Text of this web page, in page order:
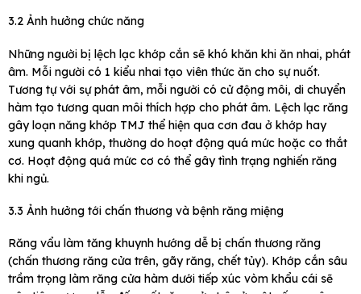
3.2 Ảnh hưởng chức năng
Những người bị lệch lạc khớp cắn sẽ khó khăn khi ăn nhai, phát
âm. Mỗi người có 1 kiểu nhai tạo viên thức ăn cho sự nuốt.
Tương tự với sự phát âm, mỗi người có cử động môi, di chuyển
hàm tạo tương quan môi thích hợp cho phát âm. Lệch lạc răng
gây loạn năng khớp TMJ thể hiện qua cơn đau ở khớp hay
xung quanh khớp, thường do hoạt động quá mức hoặc co thắt
cơ. Hoạt động quá mức cơ có thể gây tình trạng nghiến răng
khi ngủ.
3.3 Ảnh hưởng tới chấn thương và bệnh răng miệng
Răng vẩu làm tăng khuynh hướng dễ bị chấn thương răng
(chấn thương răng cửa trên, gãy răng, chết tủy). Khớp cắn sâu
trầm trọng làm răng cửa hàm dưới tiếp xúc vòm khẩu cái sẽ